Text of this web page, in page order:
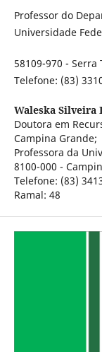
Professor do
Universidade
58109-970 - Serra
Telefone: (83)
Waleska Silveira
Doutora em
Campina Grande;
Professora da
8100-000 -
Telefone: (83)
Ramal: 48